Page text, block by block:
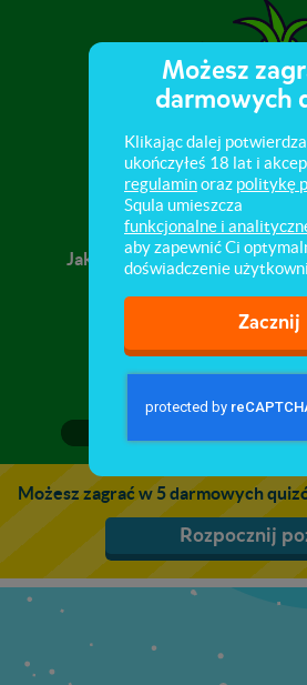
Okrytonasienne
Jakie funkcje pełni korzeń?
wyglądają tak samo?
Możesz zagrać w 5 darmowych
Rozpocznij
Możesz
darmowych
Klikając dalej
ukończyłeś 18 lat i
regulaminoraz politykę
Squla umieszcza
funkcjonalne i
aby zapewnić Ci
doświadczenie
Zacznij